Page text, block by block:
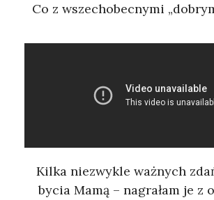
Co z wszechobecnymi
Kilka niezwykle ważnych
bycia Mamą – nagrałam je z